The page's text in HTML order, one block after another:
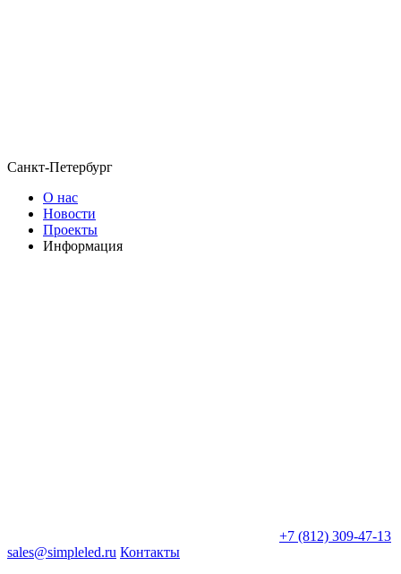
Санкт-Петербург
О нас
Новости
Проекты
Информация
+7 (812) 309-47-13
sales@simpleled.ru Контакты